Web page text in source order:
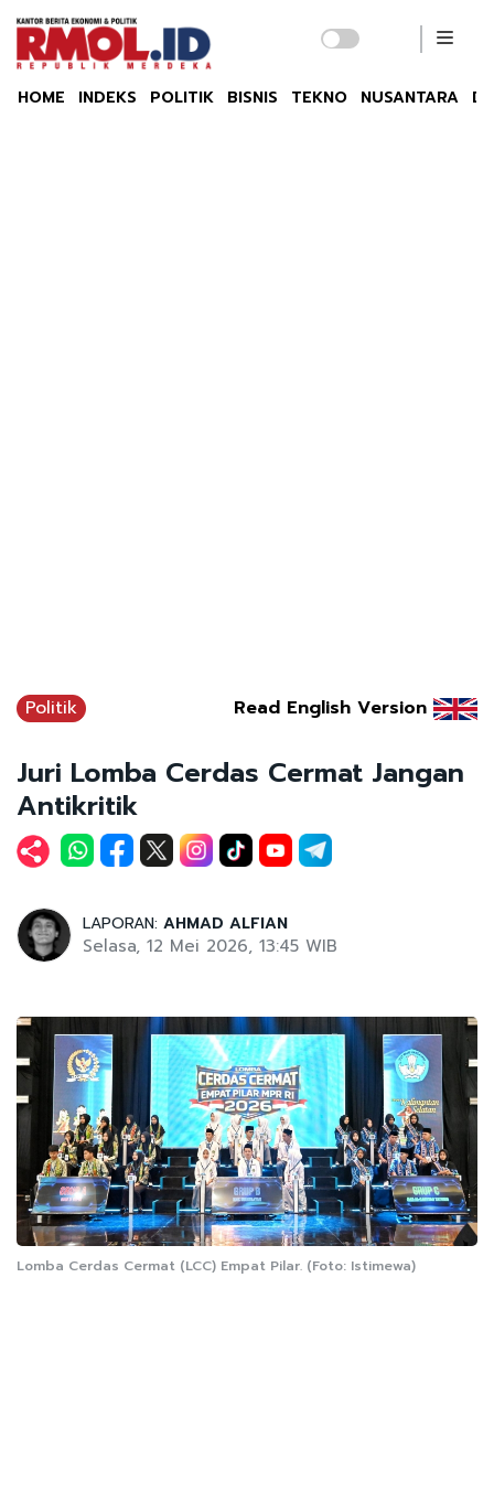
HOME INDEKS POLITIK BISNIS TEKNO NUSANTARA
Politik Read English Version
Juri Lomba Cerdas Cermat Jangan
Antikritik
LAPORAN: AHMAD ALFIAN
Selasa, 12 Mei 2026, 13:45 WIB
Lomba Cerdas Cermat (LCC) Empat Pilar. (Foto: Istimewa)